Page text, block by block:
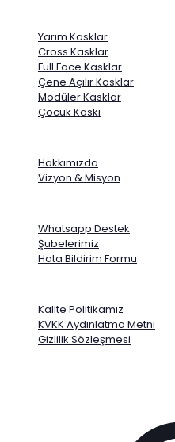
Yarım Kasklar
Cross Kasklar
Full Face Kasklar
Çene Açılır Kasklar
Modüler Kasklar
Çocuk Kaskı
Hakkımızda
Vizyon & Misyon
Whatsapp Destek
Şubelerimiz
Hata Bildirim Formu
Kalite Politikamız
KVKK Aydınlatma Metni
Gizlilik Sözleşmesi